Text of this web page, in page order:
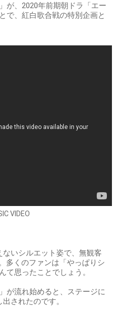
が、2020年前期朝ドラ「エー
で、紅白歌合戦の特別企画と
VIDEO
いシルエット姿で、無観客
多くのファンは「やっぱりシ
て思ったことでしょう。
が流れ始めると、ステージに
されたのです。